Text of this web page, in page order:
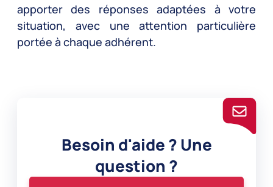
apporter des réponses adaptées à votre
situation, avec une attention particulière
portée à chaque adhérent.
Besoin d'aide ? Une
question ?